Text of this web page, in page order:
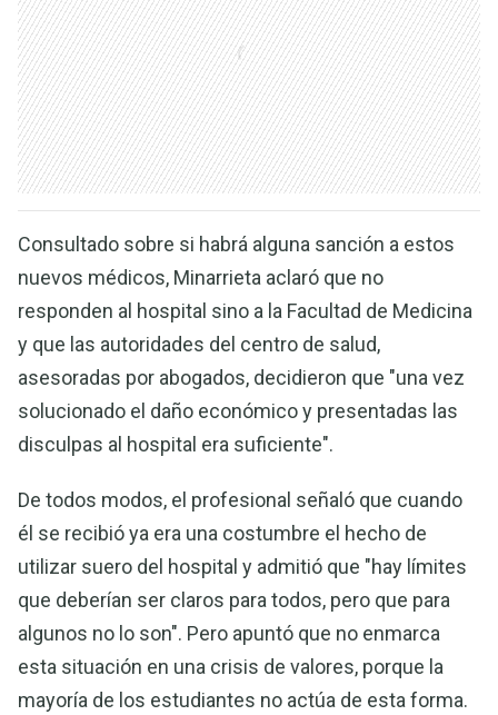
Consultado sobre si habrá alguna sanción a estos
nuevos médicos, Minarrieta aclaró que no
responden al hospital sino a la Facultad de Medicina
y que las autoridades del centro de salud,
asesoradas por abogados, decidieron que "una vez
solucionado el daño económico y presentadas las
disculpas al hospital era suficiente".
De todos modos, el profesional señaló que cuando
él se recibió ya era una costumbre el hecho de
utilizar suero del hospital y admitió que "hay límites
que deberían ser claros para todos, pero que para
algunos no lo son". Pero apuntó que no enmarca
esta situación en una crisis de valores, porque la
mayoría de los estudiantes no actúa de esta forma.